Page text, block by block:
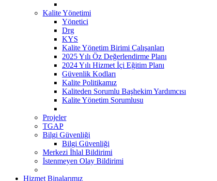
Kalite Yönetimi
Yönetici
Drg
KYS
Kalite Yönetim Birimi Çalışanları
2025 Yılı Öz Değerlendirme Planı
2024 Yılı Hizmet İçi Eğitim Planı
Güvenlik Kodları
Kalite Politikamız
Kaliteden Sorumlu Başhekim Yardımcısı
Kalite Yönetim Sorumlusu
Projeler
TGAP
Bilgi Güvenliği
Bilgi Güvenliği
Merkezi İhlal Bildirimi
İstenmeyen Olay Bildirimi
Hizmet Binalarımız